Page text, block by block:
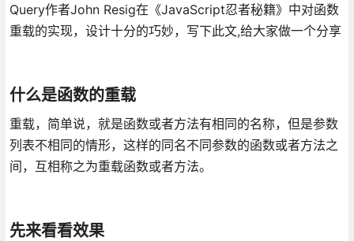
Query作者John Resig在《JavaScript忍者秘籍》中对函数
重载的实现，设计十分的巧妙，写下此文,给大家做一个分享
什么是函数的重载
重载，简单说，就是函数或者方法有相同的名称，但是参数
列表不相同的情形，这样的同名不同参数的函数或者方法之
间，互相称之为重载函数或者方法。
先来看看效果